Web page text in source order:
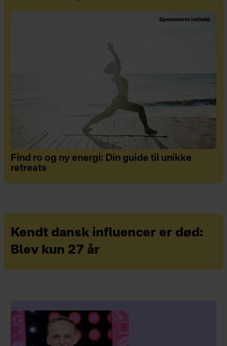
Sponsoreret indhold
Find ro og ny energi: Din guide til unikke
retreats
Kendt dansk influencer er død:
Blev kun 27 år